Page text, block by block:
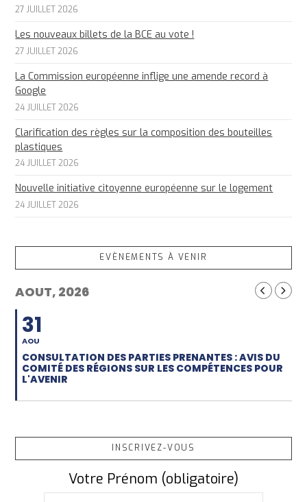
27 JUILLET 2026
Les nouveaux billets de la BCE au vote !
27 JUILLET 2026
La Commission européenne inflige une amende record à
Google
24 JUILLET 2026
Clarification des règles sur la composition des bouteilles
plastiques
24 JUILLET 2026
Nouvelle initiative citoyenne européenne sur le logement
24 JUILLET 2026
EVÈNEMENTS À VENIR
AOUT, 2026
31
AOU
CONSULTATION DES PARTIES PRENANTES : AVIS DU
COMITÉ DES RÉGIONS SUR LES COMPÉTENCES POUR
L'AVENIR
INSCRIVEZ-VOUS
Votre Prénom (obligatoire)